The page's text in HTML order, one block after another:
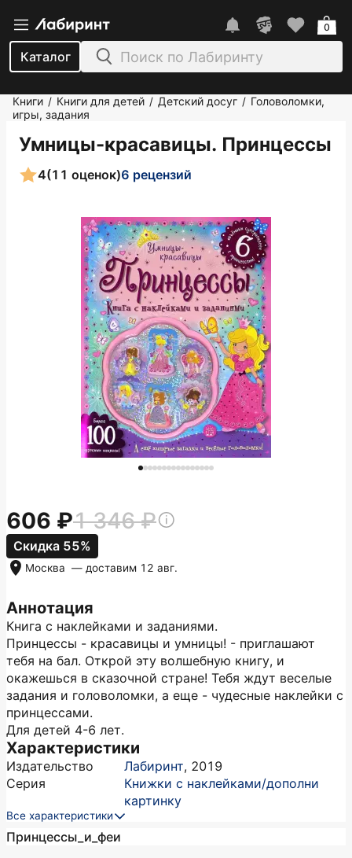
Каталог
0
Книги / Книги для детей / Детский досуг / Головоломки,
игры, задания
Умницы-красавицы. Принцессы
4(11 оценок)6 рецензий
Аннотация
Книга с наклейками и заданиями.
Принцессы - красавицы и умницы! - приглашают
тебя на бал. Открой эту волшебную книгу, и
окажешься в сказочной стране! Тебя ждут веселые
задания и головоломки, а еще - чудесные наклейки с
принцессами.
Для детей 4-6 лет.
Характеристики
Издательство Лабиринт, 2019
Серия
Книжки с наклейками/дополни
картинку
Все характеристики
Принцессы_и_феи
606 1 346
Скидка 55%
Москва — доставим 12 авг.